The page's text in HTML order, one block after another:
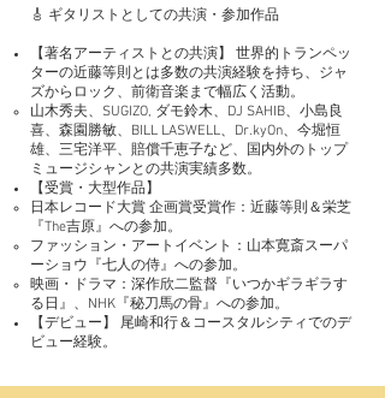
🎸 ギタリストとしての共演・参加作品
【著名アーティストとの共演】 世界的トランペッ
ターの近藤等則とは多数の共演経験を持ち、ジャ
ズからロック、前衛音楽まで幅広く活動。
山木秀夫、SUGIZO, ダモ鈴木、DJ SAHIB、小島良
喜、森園勝敏、BILL LASWELL、Dr.kyOn、今堀恒
雄、三宅洋平、賠償千恵子など、国内外のトップ
ミュージシャンとの共演実績多数。
【受賞・大型作品】
日本レコード大賞 企画賞受賞作：近藤等則＆栄芝
『The吉原』への参加。
ファッション・アートイベント：山本寛斎スーパ
ーショウ『七人の侍』への参加。
映画・ドラマ：深作欣二監督『いつかギラギラす
る日』、NHK『秘刀馬の骨』への参加。
【デビュー】 尾崎和行＆コースタルシティでのデ
ビュー経験。